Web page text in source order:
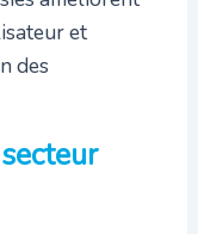
et
des